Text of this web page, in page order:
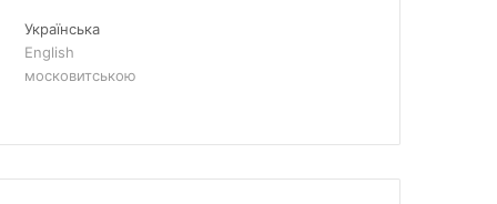
Українська
English
московитською